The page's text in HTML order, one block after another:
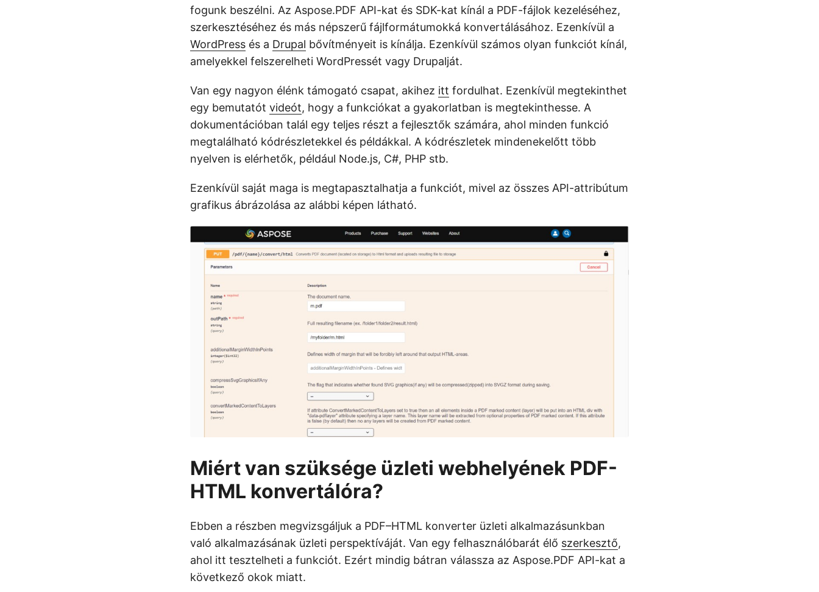
fogunk beszélni. Az Aspose.PDF API-kat és SDK-kat kínál a PDF-fájlok kezeléséhez,
szerkesztéséhez és más népszerű fájlformátumokká konvertálásához. Ezenkívül a
WordPress és a Drupal bővítményeit is kínálja. Ezenkívül számos olyan funkciót kínál,
amelyekkel felszerelheti WordPressét vagy Drupalját.
Van egy nagyon élénk támogató csapat, akihez itt fordulhat. Ezenkívül megtekinthet
egy bemutatót videót, hogy a funkciókat a gyakorlatban is megtekinthesse. A
dokumentációban talál egy teljes részt a fejlesztők számára, ahol minden funkció
megtalálható kódrészletekkel és példákkal. A kódrészletek mindenekelőtt több
nyelven is elérhetők, például Node.js, C#, PHP stb.
Ezenkívül saját maga is megtapasztalhatja a funkciót, mivel az összes API-attribútum
grafikus ábrázolása az alábbi képen látható.
Miért van szüksége üzleti webhelyének PDF-
HTML konvertálóra?
Ebben a részben megvizsgáljuk a PDF–HTML konverter üzleti alkalmazásunkban
való alkalmazásának üzleti perspektíváját. Van egy felhasználóbarát élő szerkesztő,
ahol itt tesztelheti a funkciót. Ezért mindig bátran válassza az Aspose.PDF API-kat a
következő okok miatt.